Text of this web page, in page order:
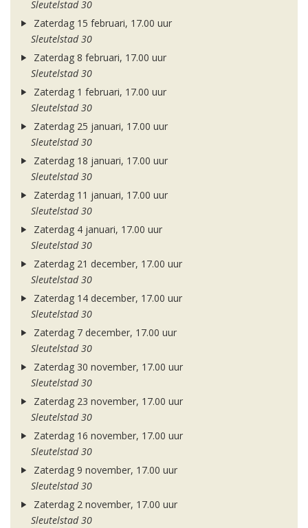
Sleutelstad 30
Zaterdag 15 februari, 17.00 uur
Sleutelstad 30
Zaterdag 8 februari, 17.00 uur
Sleutelstad 30
Zaterdag 1 februari, 17.00 uur
Sleutelstad 30
Zaterdag 25 januari, 17.00 uur
Sleutelstad 30
Zaterdag 18 januari, 17.00 uur
Sleutelstad 30
Zaterdag 11 januari, 17.00 uur
Sleutelstad 30
Zaterdag 4 januari, 17.00 uur
Sleutelstad 30
Zaterdag 21 december, 17.00 uur
Sleutelstad 30
Zaterdag 14 december, 17.00 uur
Sleutelstad 30
Zaterdag 7 december, 17.00 uur
Sleutelstad 30
Zaterdag 30 november, 17.00 uur
Sleutelstad 30
Zaterdag 23 november, 17.00 uur
Sleutelstad 30
Zaterdag 16 november, 17.00 uur
Sleutelstad 30
Zaterdag 9 november, 17.00 uur
Sleutelstad 30
Zaterdag 2 november, 17.00 uur
Sleutelstad 30